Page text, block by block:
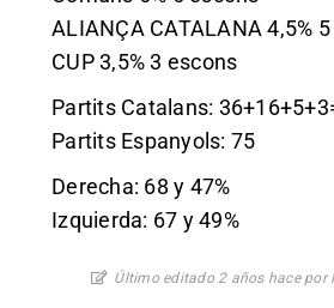
ALIANÇA CATALANA 4,5%
CUP 3,5% 3 escons
Partits Catalans:
Partits Espanyols: 75
Derecha: 68 y 47%
Izquierda: 67 y 49%
Último editado 2 años hace por